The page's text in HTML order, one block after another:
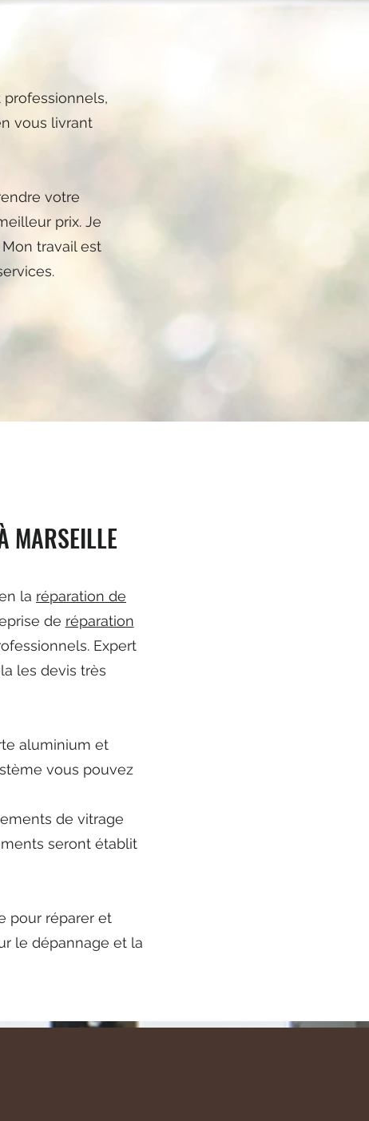
professionnels,
vous livrant
votre
prix. Je
travail est
MARSEILLE
la réparation de
de réparation
Expert
les devis très
aluminium et
vous pouvez
de vitrage
seront établit
pour réparer et
le dépannage et la